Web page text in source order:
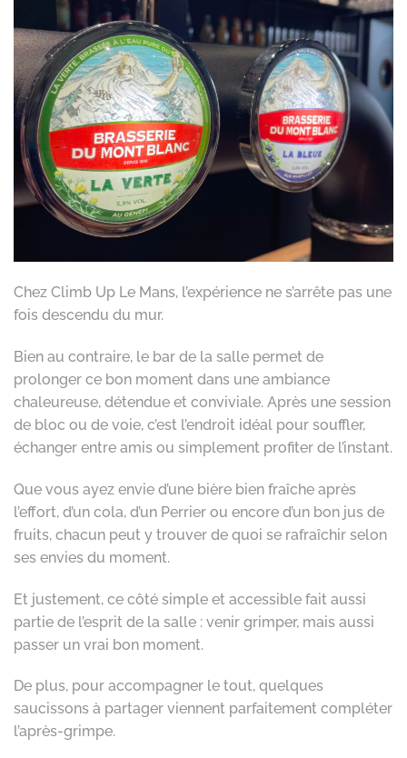
Chez Climb Up Le Mans, l’expérience ne s’arrête pas une
fois descendu du mur.
Bien au contraire, le bar de la salle permet de
prolonger ce bon moment dans une ambiance
chaleureuse, détendue et conviviale. Après une session
de bloc ou de voie, c’est l’endroit idéal pour souffler,
échanger entre amis ou simplement profiter de l’instant.
Que vous ayez envie d’une bière bien fraîche après
l’effort, d’un cola, d’un Perrier ou encore d’un bon jus de
fruits, chacun peut y trouver de quoi se rafraîchir selon
ses envies du moment.
Et justement, ce côté simple et accessible fait aussi
partie de l’esprit de la salle : venir grimper, mais aussi
passer un vrai bon moment.
De plus, pour accompagner le tout, quelques
saucissons à partager viennent parfaitement compléter
l’après-grimpe.